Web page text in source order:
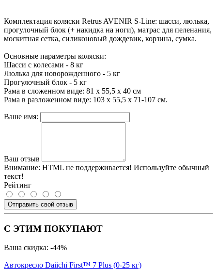
Комплектация коляски Retrus AVENIR S-Line: шасси, люлька,
прогулочный блок (+ накидка на ноги), матрас для пеленания,
москитная сетка, силиконовый дождевик, корзина, сумка.
Основные параметры коляски:
Шасси с колесами - 8 кг
Люлька для новорожденного - 5 кг
Прогулочный блок - 5 кг
Рама в сложенном виде: 81 х 55,5 х 40 см
Рама в разложенном виде: 103 х 55,5 х 71-107 см.
Ваше имя:
Ваш отзыв
Внимание: HTML не поддерживается! Используйте обычный
текст!
Рейтинг
Отправить свой отзыв
С ЭТИМ ПОКУПАЮТ
Ваша скидка: -44%
Автокресло Daiichi First™ 7 Plus (0-25 кг)